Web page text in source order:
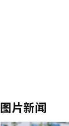
图片新闻